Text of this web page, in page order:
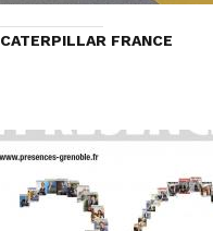
CATERPILLAR FRANCE